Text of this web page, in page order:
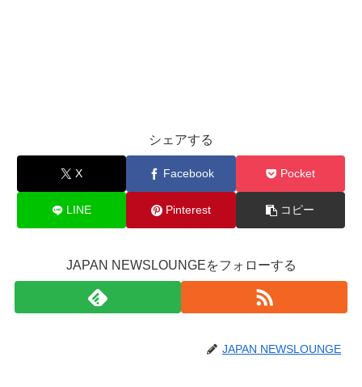
シェアする
X Facebook Pocket
LINE Pinterest コピー
JAPAN NEWSLOUNGEをフォローする
JAPAN NEWSLOUNGE